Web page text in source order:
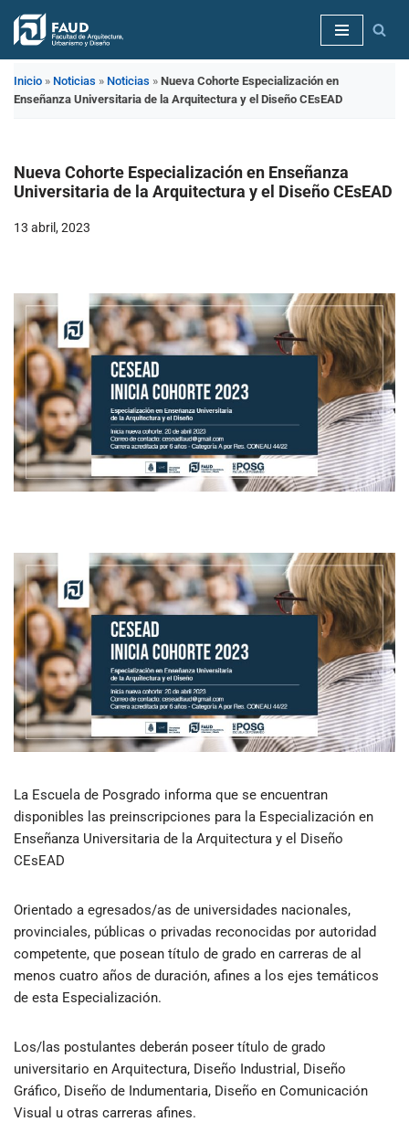
Saltar
contenido
Inicio » Noticias » Noticias » Nueva Cohorte Especialización en
Enseñanza Universitaria de la Arquitectura y el Diseño CEsEAD
Nueva Cohorte Especialización en Enseñanza
Universitaria de la Arquitectura y el Diseño CEsEAD
13 abril, 2023
La Escuela de Posgrado informa que se encuentran
disponibles las preinscripciones para la Especialización en
Enseñanza Universitaria de la Arquitectura y el Diseño
CEsEAD
Orientado a egresados/as de universidades nacionales,
provinciales, públicas o privadas reconocidas por autoridad
competente, que posean título de grado en carreras de al
menos cuatro años de duración, afines a los ejes temáticos
de esta Especialización.
Los/las postulantes deberán poseer título de grado
universitario en Arquitectura, Diseño Industrial, Diseño
Gráfico, Diseño de Indumentaria, Diseño en Comunicación
Visual u otras carreras afines.